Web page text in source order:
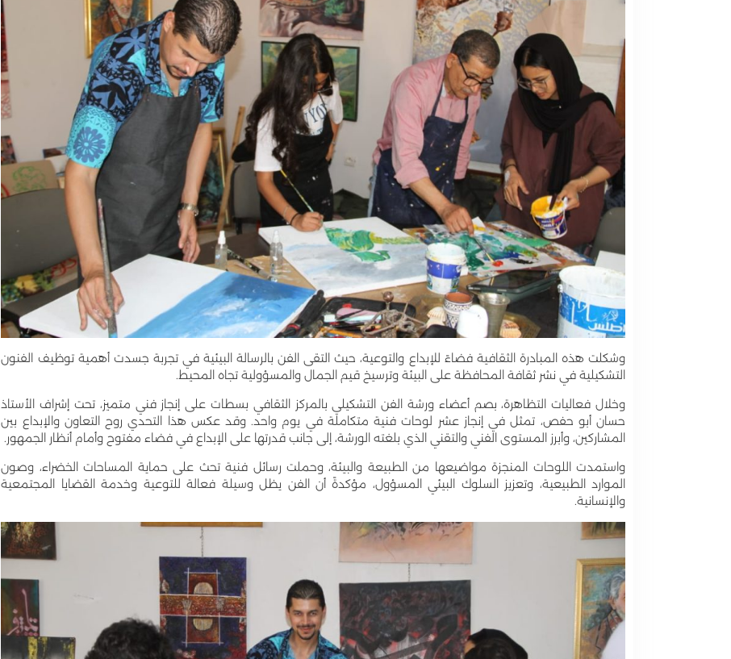
وشكلت هذه المبادرة الثقافية فضاءً للإبداع والتوعية، حيث التقى الفن بالرسالة البيئية في تجربة جسدت أهمية توظيف الفنون
التشكيلية في نشر ثقافة المحافظة على البيئة وترسيخ قيم الجمال والمسؤولية تجاه المحيط.
وخلال فعاليات التظاهرة، بصم أعضاء ورشة الفن التشكيلي بالمركز الثقافي بسطات على إنجاز فني متميز، تحت إشراف الأستاذ
حسان أبو حفص، تمثل في إنجاز عشر لوحات فنية متكاملة في يوم واحد. وقد عكس هذا التحدي روح التعاون والإبداع بين
المشاركين، وأبرز المستوى الفني والتقني الذي بلغته الورشة، إلى جانب قدرتها على الإبداع في فضاء مفتوح وأمام أنظار الجمهور.
واستمدت اللوحات المنجزة مواضيعها من الطبيعة والبيئة، وحملت رسائل فنية تحث على حماية المساحات الخضراء، وصون
الموارد الطبيعية، وتعزيز السلوك البيئي المسؤول، مؤكدةً أن الفن يظل وسيلة فعالة للتوعية وخدمة القضايا المجتمعية
والإنسانية.